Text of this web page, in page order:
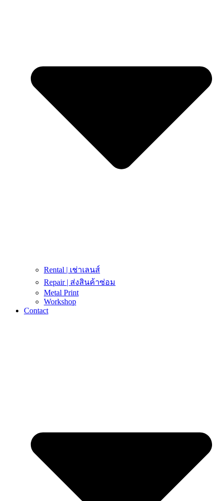
Rental | เช่าเลนส์
Repair | ส่งสินค้าซ่อม
Metal Print
Workshop
Contact